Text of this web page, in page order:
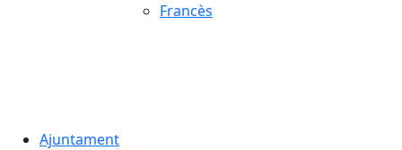
Francès
Ajuntament